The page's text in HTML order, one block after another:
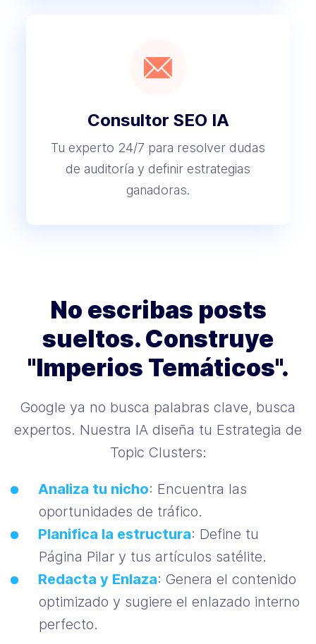
Consultor SEO IA
Tu experto 24/7 para resolver dudas
de auditoría y definir estrategias
ganadoras.
No escribas posts
sueltos. Construye
"Imperios Temáticos".
Google ya no busca palabras clave, busca
expertos. Nuestra IA diseña tu Estrategia de
Topic Clusters:
Analiza tu nicho: Encuentra las
oportunidades de tráfico.
Planifica la estructura: Define tu
Página Pilar y tus artículos satélite.
Redacta y Enlaza: Genera el contenido
optimizado y sugiere el enlazado interno
perfecto.